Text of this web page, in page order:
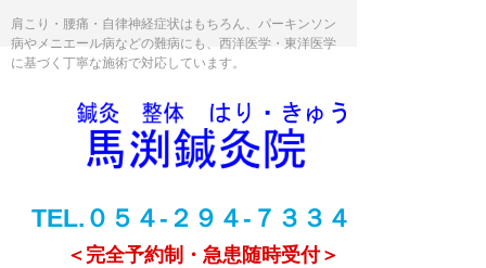
肩こり・腰痛・自律神経症状はもちろん、パーキンソン
病やメニエール病などの難病にも、西洋医学・東洋医学
に基づく丁寧な施術で対応しています。
TEL.０５４-２９４-７３３４
＜完全予約制・急患随時受付＞